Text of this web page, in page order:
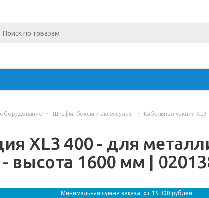
- Шкафы, боксы и аксессуары -
Кабельная секция
XL3 400 - для
высота 1600 мм |
Минимальная сумма заказа: от 15 000 рублей